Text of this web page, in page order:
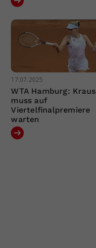
17.07.2025
WTA Hamburg: Kraus
muss auf
Viertelfinalpremiere
warten